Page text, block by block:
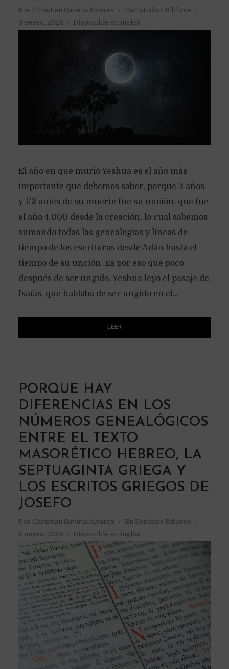
Por Christian Gaviria Alvarez En Estudios Bíblicos
9 enero, 2024
Disponible en inglés
El año en que murió Yeshua es el año más
importante que debemos saber, porque 3 años
y 1/2 antes de su muerte fue su unción, que fue
el año 4.000 desde la creación, lo cual sabemos
sumando todas las genealogías y líneas de
tiempo de los escrituras desde Adán hasta el
tiempo de su unción. Es por eso que poco
después de ser ungido, Yeshua leyó el pasaje de
Isaías, que hablaba de ser ungido en el...
LEER
PORQUE HAY
DIFERENCIAS EN LOS
NÚMEROS GENEALÓGICOS
ENTRE EL TEXTO
MASORÉTICO HEBREO, LA
SEPTUAGINTA GRIEGA Y
LOS ESCRITOS GRIEGOS DE
JOSEFO
Por Christian Gaviria Alvarez En Estudios Bíblicos
6 enero, 2024
Disponible en inglés